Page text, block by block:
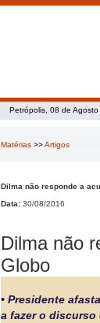
Petrópolis, 08 de Agosto
Matérias >>Artigos
Dilma não responde a
Data: 30/08/2016
Dilma não
Globo
• Presidente
a fazer o